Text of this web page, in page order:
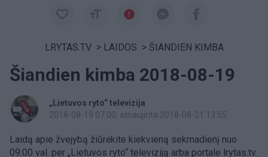
LRYTAS.TV > LAIDOS > ŠIANDIEN KIMBA
Šiandien kimba 2018-08-19
„Lietuvos ryto“ televizija
2018-08-19 07:00, atnaujinta 2018-08-21 13:55
Laidą apie žvejybą žiūrėkite kiekvieną sekmadienį nuo
09:00 val. per „Lietuvos ryto“ televiziją arba portale lrytas.tv.